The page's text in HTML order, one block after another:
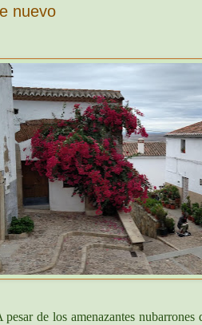
nuevo
de los amenazantes nubarrones